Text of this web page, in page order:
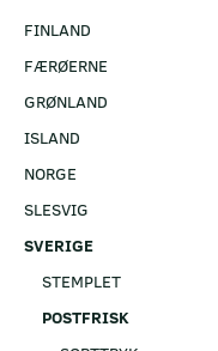
FINLAND
FÆRØERNE
GRØNLAND
ISLAND
NORGE
SLESVIG
SVERIGE
STEMPLET
POSTFRISK